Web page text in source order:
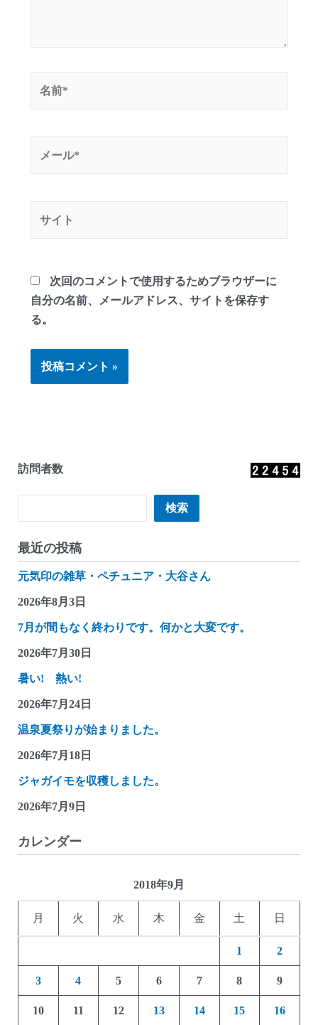
*
次回のコメントで使用するためブラウザーに
自分の名前、メールアドレス、サイトを保存す
る。
訪問者数
検索
最近の投稿
元気印の雑草・ペチュニア・大谷さん
2026年8月3日
7月が間もなく終わりです。何かと大変です。
2026年7月30日
暑い! 熱い!
2026年7月24日
温泉夏祭りが始まりました。
2026年7月18日
ジャガイモを収穫しました。
2026年7月9日
カレンダー
2018年9月
月 火 水 木 金 土 日
1 2
3 4 5 6 7 8 9
10 11 12 13 14 15 16